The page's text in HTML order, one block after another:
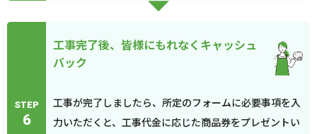
STEP
6
工事完了後、皆様にもれなくキャッシュ
バック
工事が完了しましたら、所定のフォームに必要事項を入
力いただくと、工事代金に応じた商品券をプレゼントい